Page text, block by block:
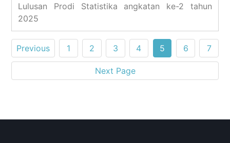
Lulusan Prodi Statistika angkatan ke-2 tahun
2025
Previous 1 2 3 4 5 6 7
Next Page